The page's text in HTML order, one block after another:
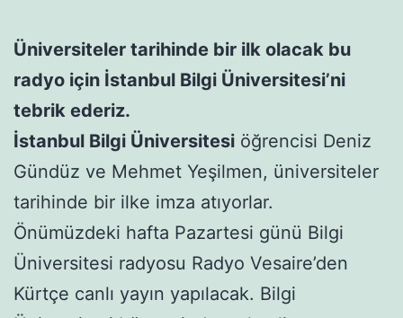
Üniversiteler tarihinde bir ilk olacak bu
radyo için İstanbul Bilgi Üniversitesi’ni
tebrik ederiz.
İstanbul Bilgi Üniversitesi öğrencisi Deniz
Gündüz ve Mehmet Yeşilmen, üniversiteler
tarihinde bir ilke imza atıyorlar.
Önümüzdeki hafta Pazartesi günü Bilgi
Üniversitesi radyosu Radyo Vesaire’den
Kürtçe canlı yayın yapılacak. Bilgi